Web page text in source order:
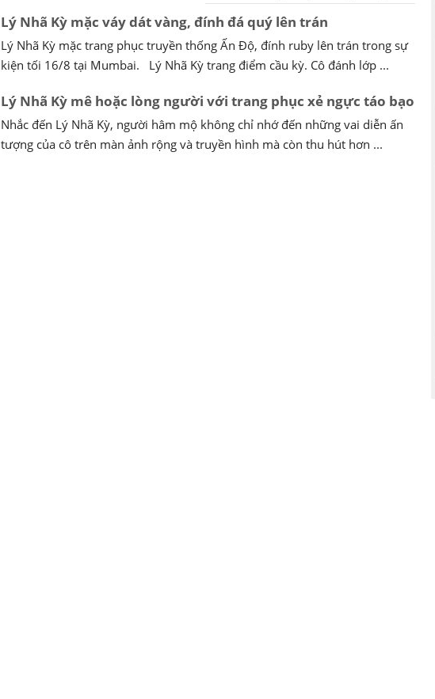
Lý Nhã Kỳ mặc váy dát vàng, đính đá quý lên trán
Lý Nhã Kỳ mặc trang phục truyền thống Ấn Độ, đính ruby lên trán trong sự
kiện tối 16/8 tại Mumbai. Lý Nhã Kỳ trang điểm cầu kỳ. Cô đánh lớp ...
Lý Nhã Kỳ mê hoặc lòng người với trang phục xẻ ngực táo bạo
Nhắc đến Lý Nhã Kỳ, người hâm mộ không chỉ nhớ đến những vai diễn ấn
tượng của cô trên màn ảnh rộng và truyền hình mà còn thu hút hơn ...